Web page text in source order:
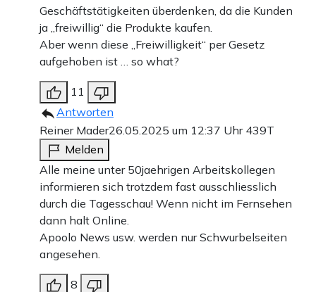
Geschäftstätigkeiten überdenken, da die Kunden
ja „freiwillig“ die Produkte kaufen.
Aber wenn diese „Freiwilligkeit“ per Gesetz
aufgehoben ist … so what?
11
Antworten
Reiner Mader26.05.2025 um 12:37 Uhr 439T
Melden
Alle meine unter 50jaehrigen Arbeitskollegen
informieren sich trotzdem fast ausschliesslich
durch die Tagesschau! Wenn nicht im Fernsehen
dann halt Online.
Apoolo News usw. werden nur Schwurbelseiten
angesehen.
8